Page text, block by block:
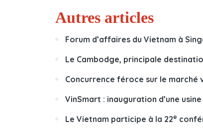
Autres articles
Forum d’affaires du Vietnam à
Le Cambodge, principale
Concurrence féroce sur le
VinSmart : inauguration d’une
Le Vietnam participe à la 22e